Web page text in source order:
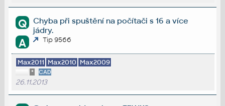
Q
Chyba při spuštění na počítači s 16 a více
jádry.
A Tip 9566
Max2011 Max2010 Max2009
* CAD
26.11.2013